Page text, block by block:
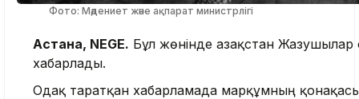
Фото: Мәдениет және ақпарат министрлігі
Астана, NEGE. Бұл жөнінде Қазақстан Жазушылар
хабарлады.
Одақ таратқан хабарламада марқұмның